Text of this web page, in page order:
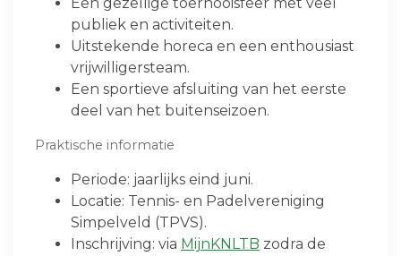
publiek en activiteiten.
Uitstekende horeca en een enthousiast
vrijwilligersteam.
Een sportieve afsluiting van het eerste
deel van het buitenseizoen.
Praktische informatie
Periode: jaarlijks eind juni.
Locatie: Tennis- en Padelvereniging
Simpelveld (TPVS).
Inschrijving: via MijnKNLTB zodra de